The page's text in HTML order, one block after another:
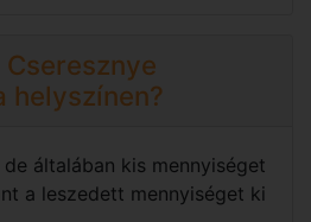
helyszínen?
általában kis mennyiséget
a leszedett mennyiséget ki